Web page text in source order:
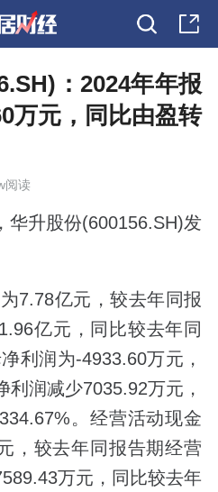
：2024年年报
万元，同比由盈转
阅读
升股份(600156.SH)发
亿元，较去年同报
亿元，同比较去年同
利润为-4933.60万元，
润减少7035.92万元，
。经营活动现金
，较去年同报告期经营
万元，同比较去年